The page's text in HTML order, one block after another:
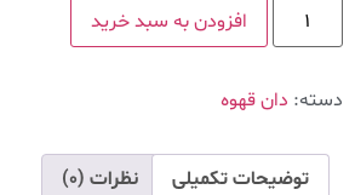
افزودن به سبد خرید
دسته: دان قهوه
توضیحات تکمیلی نظرات (0)